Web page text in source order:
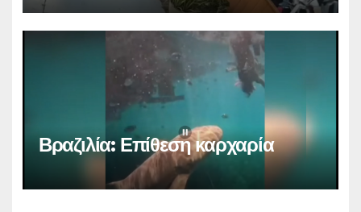
Βραζιλία: Επίθεση καρχαρία